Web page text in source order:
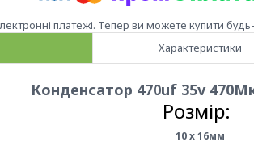
платежі. Тепер ви можете купити
Характеристики
Конденсатор 470uf 35v
Розмір:
10 x 16мм